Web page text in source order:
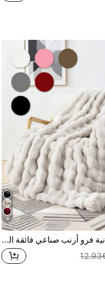
4
1 قطعة بطانية فرو أرنب صناعي فائقة النعومة، فراش السكن الجامعي، قابلة للغسل في الغسالة، ناعمة لجميع الفصول، بطانية رمي، مقاسات كوين وكينج، بطانية قيلولة متعددة الوظائف، مناسبة للمكتب وغرفة النوم والأريكة والسفر، قابلة للاستخدام من الجانبين، العودة إلى المدرسة، ديكور الشتاء